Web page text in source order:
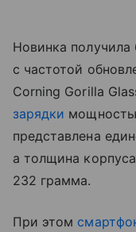
Новинка
с частотой
Corning Gorilla
зарядки
представлена
а толщина
232 грамма.
При этом